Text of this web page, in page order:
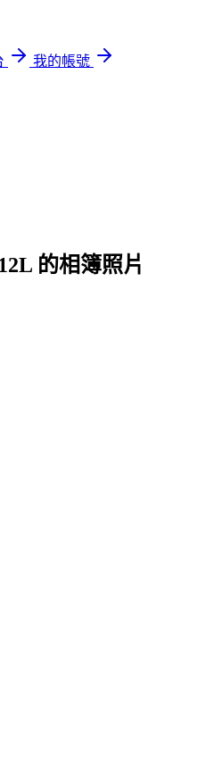
我的帳號
的相簿照片